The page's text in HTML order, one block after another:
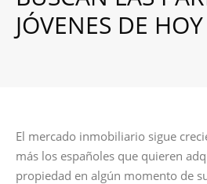
JÓVENES DE
El mercado inmobiliario sigue
más los españoles que quieren
propiedad en algún momento de